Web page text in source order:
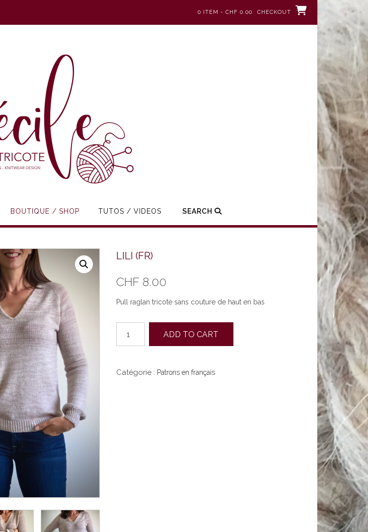
0 ITEM - CHF 0.00 CHECKOUT
BOUTIQUE / SHOP TUTOS / VIDEOS SEARCH
LILI (FR)
CHF 8.00
Pull raglan tricoté sans couture de haut en bas
LILI
ADD TO CART
Catégorie : Patrons en français